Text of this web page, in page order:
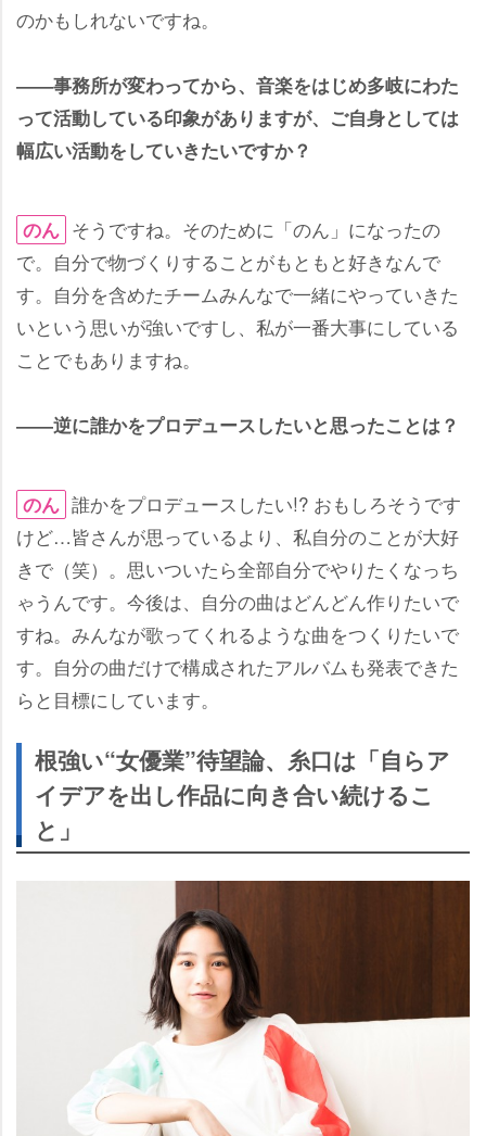
のかもしれないですね。
――事務所が変わってから、音楽をはじめ多岐にわた
って活動している印象がありますが、ご自身としては
幅広い活動をしていきたいですか？
のん そうですね。そのために「のん」になったの
で。自分で物づくりすることがもともと好きなんで
す。自分を含めたチームみんなで一緒にやっていきた
いという思いが強いですし、私が一番大事にしている
ことでもありますね。
――逆に誰かをプロデュースしたいと思ったことは？
のん 誰かをプロデュースしたい!? おもしろそうです
けど…皆さんが思っているより、私自分のことが大好
きで（笑）。思いついたら全部自分でやりたくなっち
ゃうんです。今後は、自分の曲はどんどん作りたいで
すね。みんなが歌ってくれるような曲をつくりたいで
す。自分の曲だけで構成されたアルバムも発表できた
らと目標にしています。
根強い“女優業”待望論、糸口は「自らア
イデアを出し作品に向き合い続けるこ
と」